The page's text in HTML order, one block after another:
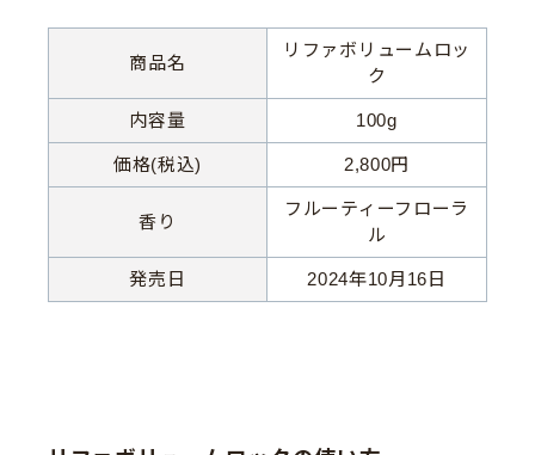
商品名
リファボリュームロッ
ク
内容量 100g
価格(税込) 2,800円
香り
フルーティーフローラ
ル
発売日 2024年10月16日